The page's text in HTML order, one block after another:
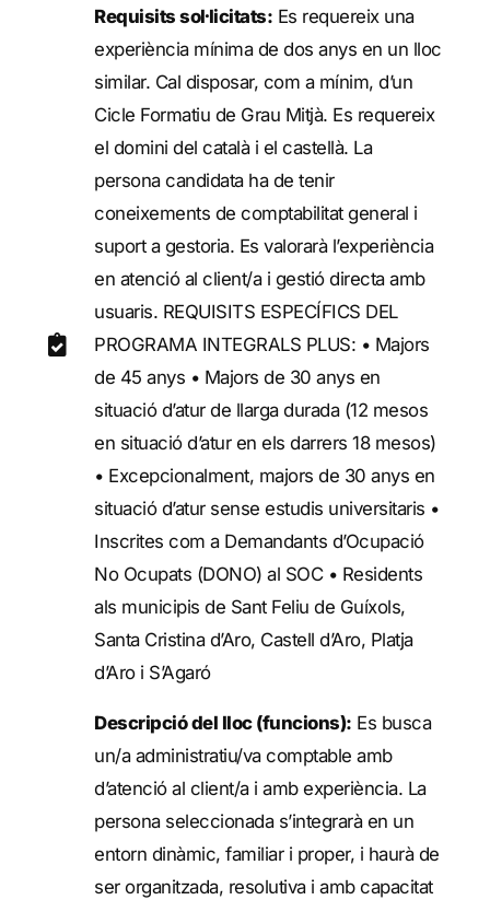
Requisits sol·licitats: Es requereix una
experiència mínima de dos anys en un lloc
similar. Cal disposar, com a mínim, d’un
Cicle Formatiu de Grau Mitjà. Es requereix
el domini del català i el castellà. La
persona candidata ha de tenir
coneixements de comptabilitat general i
suport a gestoria. Es valorarà l’experiència
en atenció al client/a i gestió directa amb
usuaris. REQUISITS ESPECÍFICS DEL
PROGRAMA INTEGRALS PLUS: • Majors
de 45 anys • Majors de 30 anys en
situació d’atur de llarga durada (12 mesos
en situació d’atur en els darrers 18 mesos)
• Excepcionalment, majors de 30 anys en
situació d’atur sense estudis universitaris •
Inscrites com a Demandants d’Ocupació
No Ocupats (DONO) al SOC • Residents
als municipis de Sant Feliu de Guíxols,
Santa Cristina d’Aro, Castell d’Aro, Platja
d’Aro i S’Agaró
Descripció del lloc (funcions): Es busca
un/a administratiu/va comptable amb
d’atenció al client/a i amb experiència. La
persona seleccionada s’integrarà en un
entorn dinàmic, familiar i proper, i haurà de
ser organitzada, resolutiva i amb capacitat